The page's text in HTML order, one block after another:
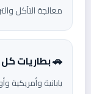
معالجة التآكل
🚗 بطاريات
يابانية وأمريكية